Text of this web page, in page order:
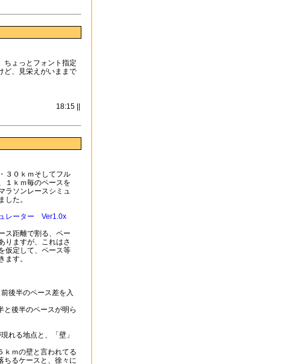
ちょっとフォント指定
ど、見栄えがいままで
18:15 ||
３０ｋｍそしてフル
１ｋｍ毎のペースを
ラソンレースシミュ
した。
レーター Ver1.0x
ス距離で割る、ペー
りますが、これはさ
仮定して、ペース等
ます。
後半のペース差を入
後半のペースが明ら
れる地点と、「壁」
ｋｍの壁と言われてる
ちるケースと、徐々に